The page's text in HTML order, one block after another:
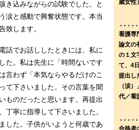
校
き込みながらの試験でした。と
涙と感動で興奮状態です。本当
致します。
話でお話ししたときには、私に
た。私は先生に「時間ないです
言わず「本気ならやるだけのこ
て下さいました。その言葉を聞
ものだったと思います。再提出
丁寧に指導して下さいました。
した。子供がいようと何歳であ